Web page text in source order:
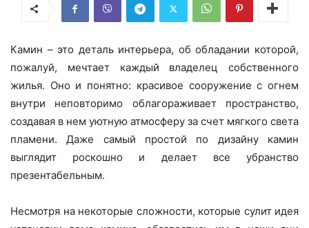
Камин – это деталь интерьера, об обладании которой,
пожалуй, мечтает каждый владелец собственного
жилья. Оно и понятно: красивое сооружение с огнем
внутри неповторимо облагораживает пространство,
создавая в нем уютную атмосферу за счет мягкого света
пламени. Даже самый простой по дизайну камин
выглядит роскошно и делает все убранство
презентабельным.
Несмотря на некоторые сложности, которые сулит идея